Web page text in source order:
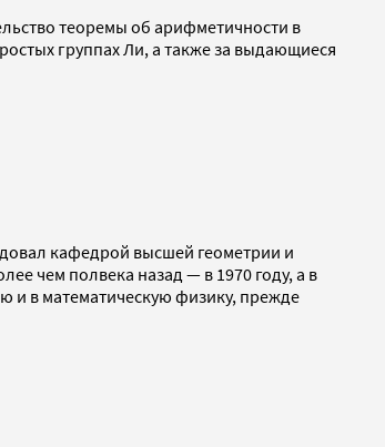
теоремы об арифметичности в
группах Ли, а также за выдающиеся
кафедрой высшей геометрии и
чем полвека назад — в 1970 году, а в
и в математическую физику, прежде